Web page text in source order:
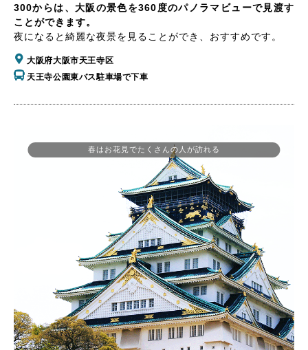
300からは、大阪の景色を360度のパノラマビューで見渡す
ことができます。
夜になると綺麗な夜景を見ることができ、おすすめです。
大阪府大阪市天王寺区
天王寺公園東バス駐車場で下車
春はお花見でたくさんの人が訪れる